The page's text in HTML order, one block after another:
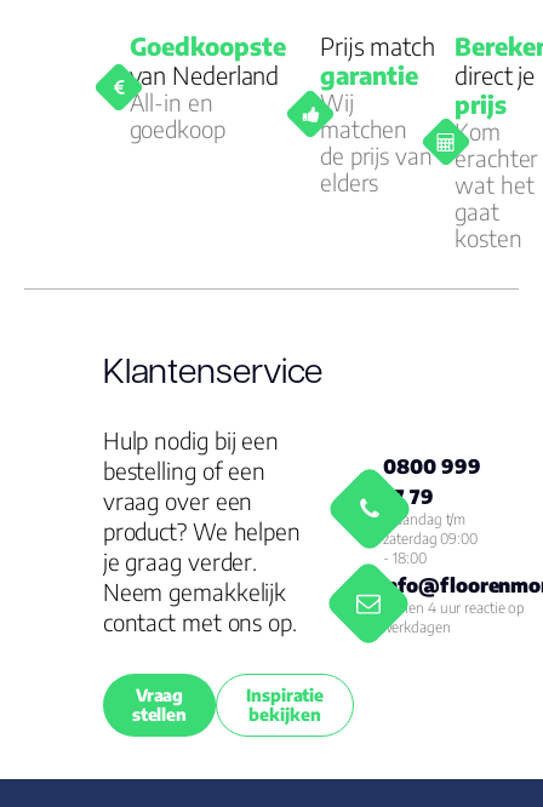
Goedkoopste
van Nederland
All-in en
goedkoop
Prijs match
garantie
Wij
matchen
de prijs van
elders
direct je
prijs
Kom
erachter
wat het
gaat
kosten
Klantenservice
Hulp nodig bij een
bestelling of een
vraag over een
product? We helpen
je graag verder.
Neem gemakkelijk
contact met ons op.
Vraag
stellen
Inspiratie
bekijken
0800 999
77 79
Maandag t/m
zaterdag 09:00
- 18:00
Binnen 4 uur reactie op
werkdagen